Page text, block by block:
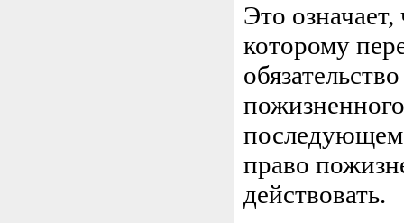
Это
которому
последующем
право
действовать.